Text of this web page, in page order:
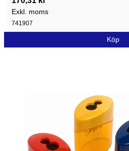
Exkl. moms
741907
Köp